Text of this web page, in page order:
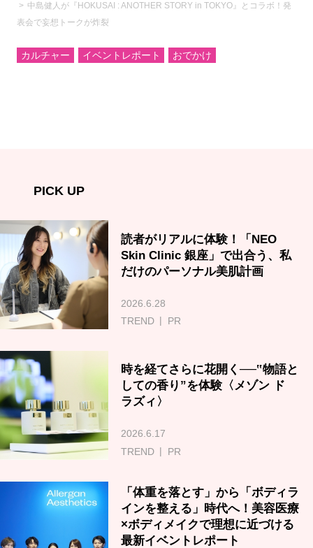
中島健人が『HOKUSAI : ANOTHER STORY in TOKYO』とコラボ！発
表会で妄想トークが炸裂
カルチャー イベントレポート おでかけ
PICK UP
読者がリアルに体験！「NEO
Skin Clinic 銀座」で出合う、私
だけのパーソナル美肌計画
2026.6.28
TREND
PR
時を経てさらに花開く──‟物語と
しての香り”を体験〈メゾン ド
ラズィ〉
2026.6.17
TREND
PR
「体重を落とす」から「ボディラ
インを整える」時代へ！美容医療
×ボディメイクで理想に近づける
最新イベントレポート